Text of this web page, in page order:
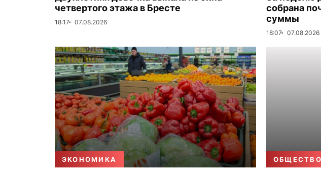
четвертого этажа в Бресте
18:17 07.08.2026
собрана
суммы
18:07 07.08.2026
ЭКОНОМИКА ОБЩЕСТВО